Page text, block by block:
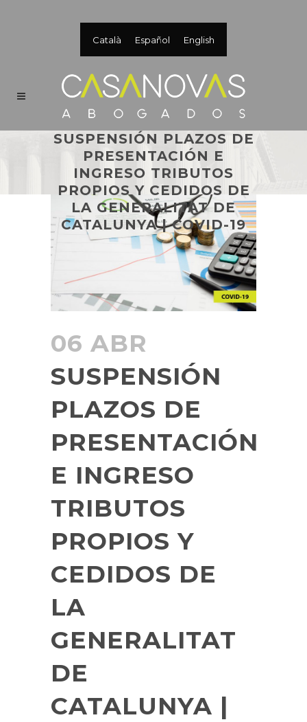
Català Español English
SUSPENSIÓN PLAZOS DE
PRESENTACIÓN E
INGRESO TRIBUTOS
PROPIOS Y CEDIDOS DE
LA GENERALITAT DE
CATALUNYA | COVID-19
06 ABR
SUSPENSIÓN
PLAZOS DE
PRESENTACIÓN
E INGRESO
TRIBUTOS
PROPIOS Y
CEDIDOS DE
LA
GENERALITAT
DE
CATALUNYA |